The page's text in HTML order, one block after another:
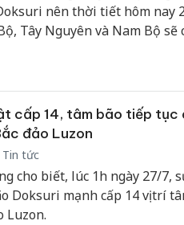
nên thời tiết hôm nay
Tây Nguyên và Nam Bộ sẽ
cấp 14, tâm bão tiếp tục
đảo Luzon
Tin tức
cho biết, lúc 1h ngày 27/7,
Doksuri mạnh cấp 14 vị trí
Luzon.